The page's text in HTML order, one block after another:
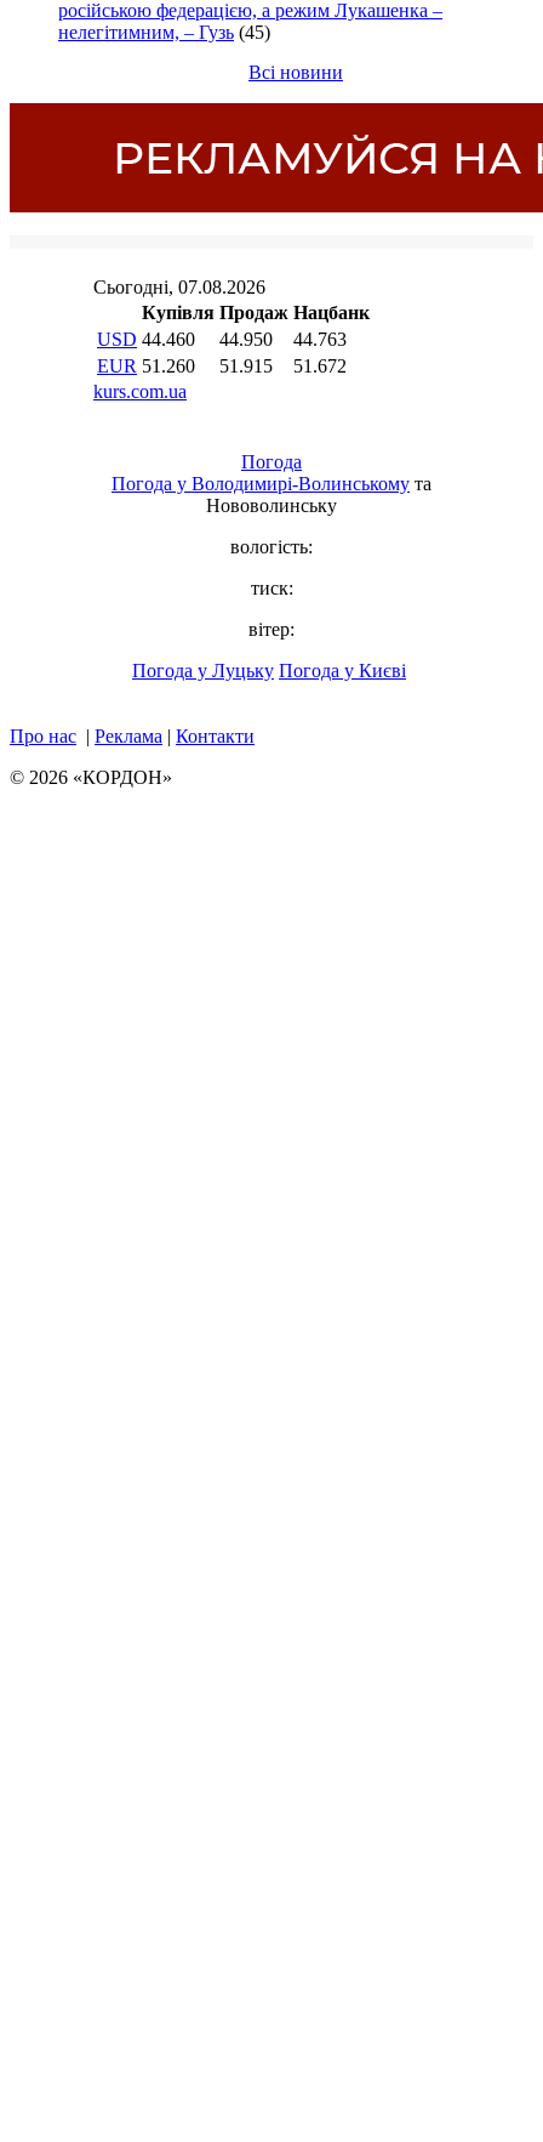
російською федерацією, а режим Лукашенка –
нелегітимним, – Гузь (45)
Всі новини
Погода
Погода у Володимирі-Волинському та
Нововолинську
вологість:
тиск:
вітер:
Погода у Луцьку Погода у Києві
Про нас | Реклама | Контакти
© 2026 «КОРДОН»